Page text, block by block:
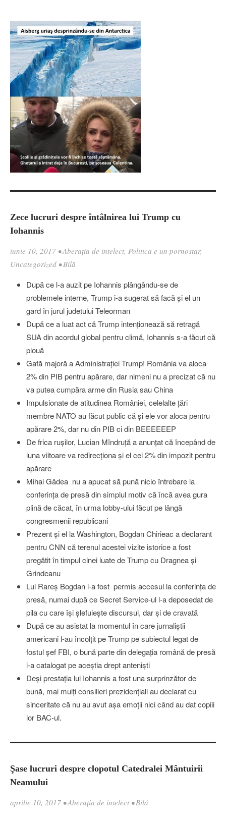
Zece lucruri despre întâlnirea lui Trump cu
Iohannis
iunie 10, 2017 •Aberația de intelect, Politica e un pornostar,
Uncategorized •Bilă
După ce l-a auzit pe Iohannis plângându-se de
problemele interne, Trump i-a sugerat să facă şi el un
gard în jurul judetului Teleorman
După ce a luat act că Trump intenţionează să retragă
SUA din acordul global pentru climă, Iohannis s-a făcut că
plouă
Gafă majoră a Administraţiei Trump! România va aloca
2% din PIB pentru apărare, dar nimeni nu a precizat că nu
va putea cumpăra arme din Rusia sau China
Impulsionate de atitudinea României, celelalte ţări
membre NATO au făcut public că şi ele vor aloca pentru
apărare 2%, dar nu din PIB ci din BEEEEEEP
De frica ruşilor, Lucian Mîndruţă a anunţat că începând de
luna viitoare va redirecţiona şi el cei 2% din impozit pentru
apărare
Mihai Gâdea nu a apucat să pună nicio întrebare la
conferinţa de presă din simplul motiv că încă avea gura
plină de căcat, în urma lobby-ului făcut pe lângă
congresmenii republicani
Prezent şi el la Washington, Bogdan Chirieac a declarant
pentru CNN că terenul acestei vizite istorice a fost
pregătit în timpul cinei luate de Trump cu Dragnea şi
Grindeanu
Lui Rareş Bogdan i-a fost permis accesul la conferinţa de
presă, numai după ce Secret Service-ul l-a deposedat de
pila cu care îşi şlefuieşte discursul, dar şi de cravată
După ce au asistat la momentul în care jurnaliştii
americani l-au încolţit pe Trump pe subiectul legat de
fostul şef FBI, o bună parte din delegaţia română de presă
i-a catalogat pe aceştia drept antenişti
Deşi prestaţia lui Iohannis a fost una surprinzător de
bună, mai mulţi consilieri prezidenţiali au declarat cu
sinceritate că nu au avut aşa emoţii nici când au dat copiii
lor BAC-ul.
Şase lucruri despre clopotul Catedralei Mântuirii
Neamului
aprilie 10, 2017 •Aberația de intelect •Bilă